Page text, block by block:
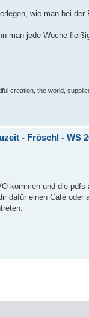
wie man bei
man jede Woche
creation, the world,
- Fröschl - WS
kommen und die
dafür einen Café oder